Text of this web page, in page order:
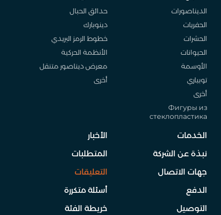
الديناصورات
الحفريات
الحشرات
الحيوانات
الأوسمة
توبياري
أخرى
Фигуры из
стеклопластика
حدائق الحبال
دينوبارك
خطوط الرمز البريدي
الأنظمة الحركية
معرض ديناصور متنقل
أخرى
الخدمات
نبذة عن الشركة
جهات الاتصال
الدفع
التوصيل
الأخبار
المتطلبات
التعليقات
أسئلة متكررة
خريطة الفئة